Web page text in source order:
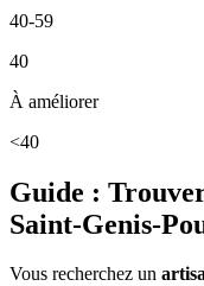
40-59
40
À améliorer
<40
Guide :
Saint-Genis-
Vous recherchez un